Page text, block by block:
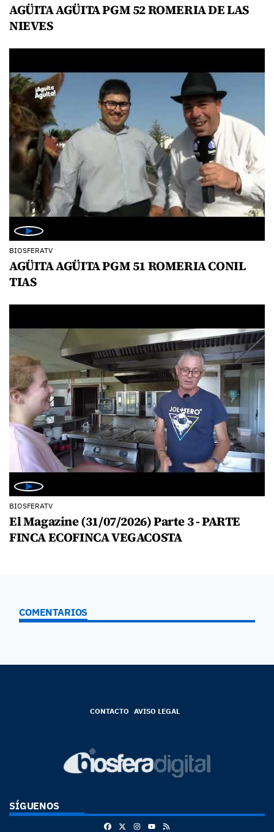
AGÜITA AGÜITA PGM 52 ROMERIA DE LAS
NIEVES
BIOSFERATV
AGÜITA AGÜITA PGM 51 ROMERIA CONIL
TIAS
BIOSFERATV
El Magazine (31/07/2026) Parte 3 - PARTE
FINCA ECOFINCA VEGACOSTA
COMENTARIOS
CONTACTO AVISO LEGAL
SÍGUENOS
FacebookInstagram